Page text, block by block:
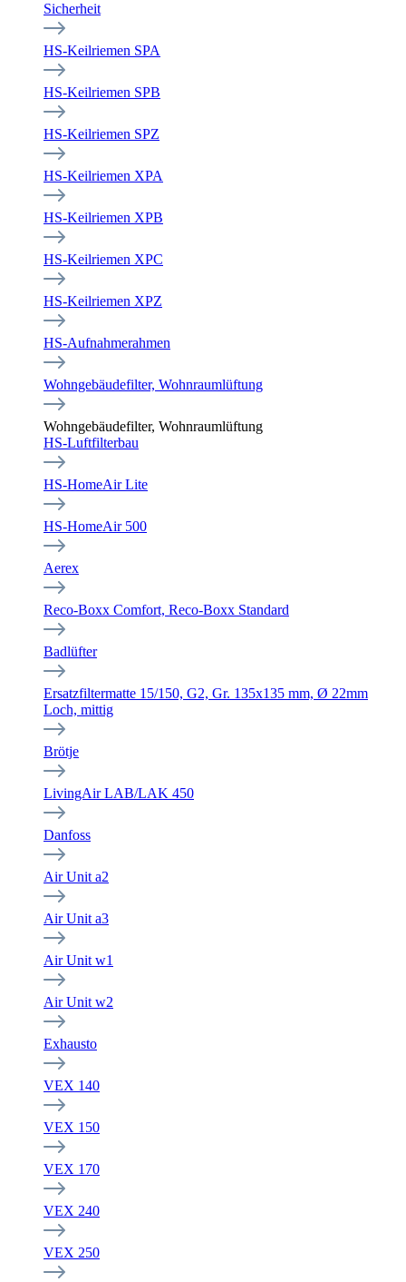
Sicherheit
HS-Keilriemen SPA
HS-Keilriemen SPB
HS-Keilriemen SPZ
HS-Keilriemen XPA
HS-Keilriemen XPB
HS-Keilriemen XPC
HS-Keilriemen XPZ
HS-Aufnahmerahmen
Wohngebäudefilter, Wohnraumlüftung
Wohngebäudefilter, Wohnraumlüftung
HS-Luftfilterbau
HS-HomeAir Lite
HS-HomeAir 500
Aerex
Reco-Boxx Comfort, Reco-Boxx Standard
Badlüfter
Ersatzfiltermatte 15/150, G2, Gr. 135x135 mm, Ø 22mm
Loch, mittig
Brötje
LivingAir LAB/LAK 450
Danfoss
Air Unit a2
Air Unit a3
Air Unit w1
Air Unit w2
Exhausto
VEX 140
VEX 150
VEX 170
VEX 240
VEX 250